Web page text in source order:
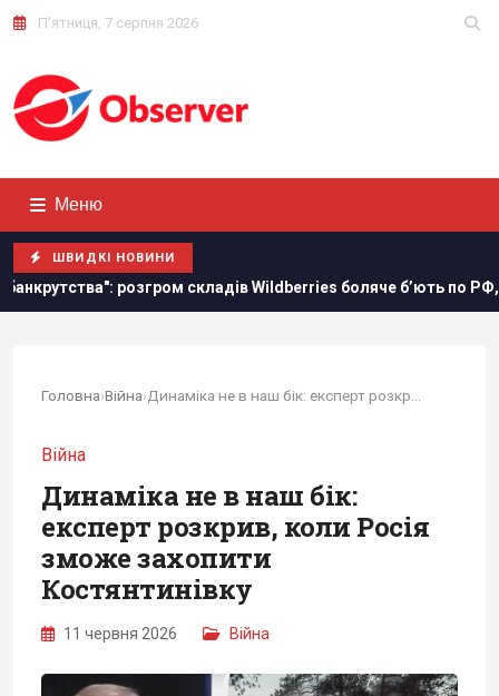
П'ятниця, 7 серпня 2026
Меню
ШВИДКІ НОВИНИ
складів Wildberries боляче бʼють по РФ, - Die Welt
Головна›Війна›
Війна
Динаміка не в наш бік:
експерт розкрив, коли Росія
зможе захопити
Костянтинівку
11 червня 2026 Війна